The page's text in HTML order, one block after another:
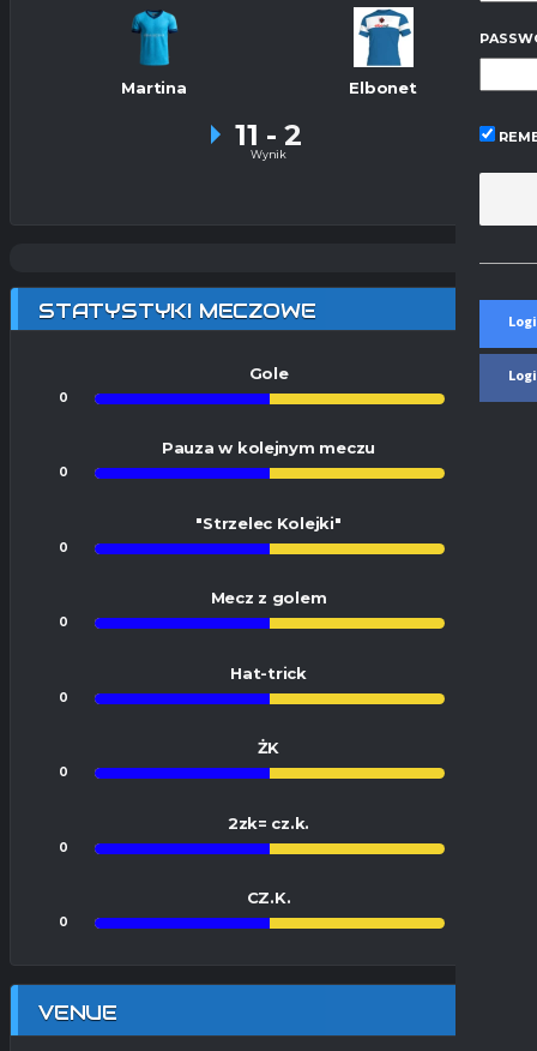
Martina Elbonet
11 - 2
Wynik
STATYSTYKI MECZOWE
Gole
0
Pauza w kolejnym meczu
0
"Strzelec Kolejki"
0
Mecz z golem
0
Hat-trick
0
ŻK
0
2zk= cz.k.
0
CZ.K.
0
VENUE